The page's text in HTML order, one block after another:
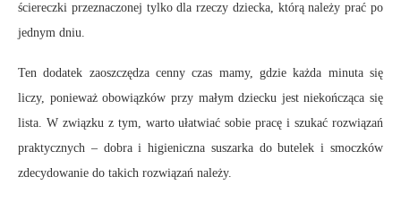
ściereczki przeznaczonej tylko dla rzeczy dziecka, którą należy prać po
jednym dniu.
Ten dodatek zaoszczędza cenny czas mamy, gdzie każda minuta się
liczy, ponieważ obowiązków przy małym dziecku jest niekończąca się
lista. W związku z tym, warto ułatwiać sobie pracę i szukać rozwiązań
praktycznych – dobra i higieniczna suszarka do butelek i smoczków
zdecydowanie do takich rozwiązań należy.